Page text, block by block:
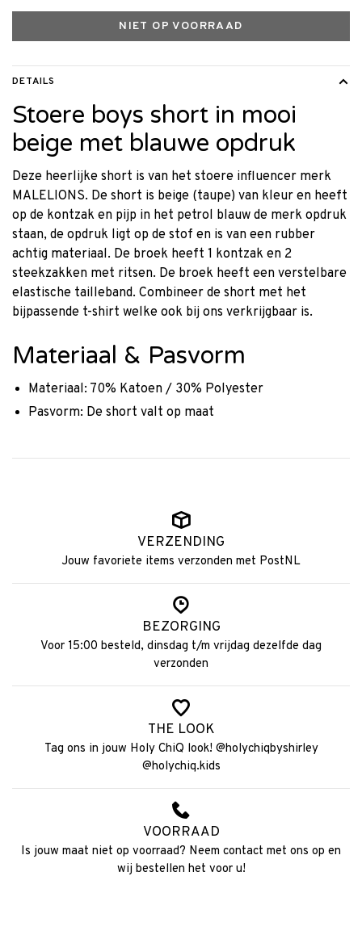
NIET OP VOORRAAD
DETAILS
Stoere boys short in mooi
beige met blauwe opdruk
Deze heerlijke short is van het stoere influencer merk
MALELIONS. De short is beige (taupe) van kleur en heeft
op de kontzak en pijp in het petrol blauw de merk opdruk
staan, de opdruk ligt op de stof en is van een rubber
achtig materiaal. De broek heeft 1 kontzak en 2
steekzakken met ritsen. De broek heeft een verstelbare
elastische tailleband. Combineer de short met het
bijpassende t-shirt welke ook bij ons verkrijgbaar is.
Materiaal & Pasvorm
Materiaal: 70% Katoen / 30% Polyester
Pasvorm: De short valt op maat
VERZENDING
Jouw favoriete items verzonden met PostNL
BEZORGING
Voor 15:00 besteld, dinsdag t/m vrijdag dezelfde dag
verzonden
THE LOOK
Tag ons in jouw Holy ChiQ look! @holychiqbyshirley
@holychiq.kids
VOORRAAD
Is jouw maat niet op voorraad? Neem contact met ons op en
wij bestellen het voor u!